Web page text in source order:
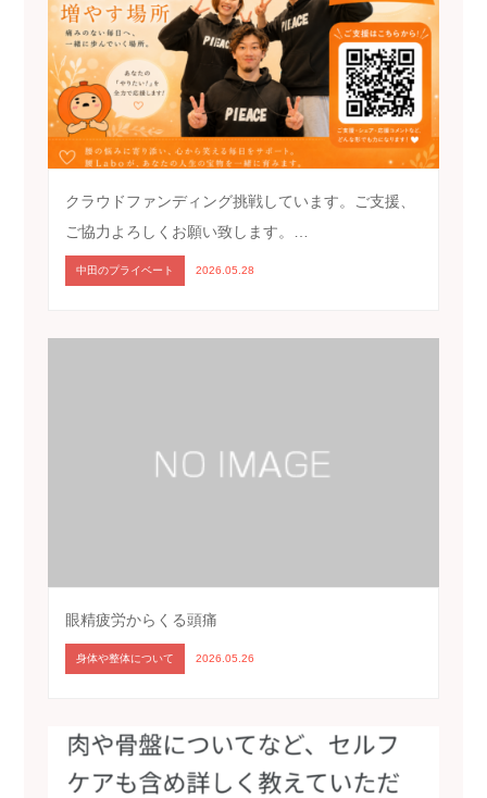
クラウドファンディング挑戦しています。ご支援、
ご協力よろしくお願い致します。…
中田のプライベート 2026.05.28
眼精疲労からくる頭痛
身体や整体について 2026.05.26